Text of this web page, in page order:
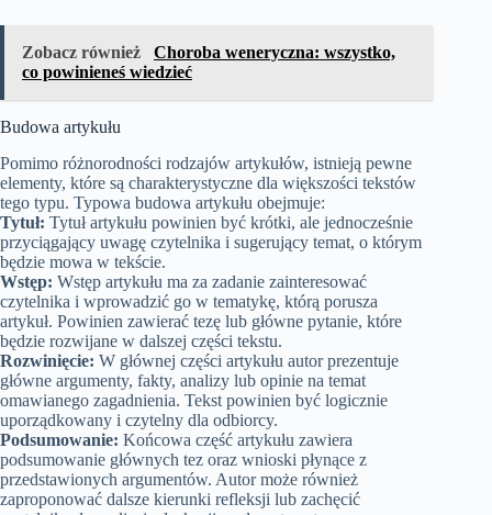
Zobacz również
Choroba weneryczna: wszystko,
co powinieneś wiedzieć
Budowa artykułu
Pomimo różnorodności rodzajów artykułów, istnieją pewne
elementy, które są charakterystyczne dla większości tekstów
tego typu. Typowa budowa artykułu obejmuje:
Tytuł: Tytuł artykułu powinien być krótki, ale jednocześnie
przyciągający uwagę czytelnika i sugerujący temat, o którym
będzie mowa w tekście.
Wstęp: Wstęp artykułu ma za zadanie zainteresować
czytelnika i wprowadzić go w tematykę, którą porusza
artykuł. Powinien zawierać tezę lub główne pytanie, które
będzie rozwijane w dalszej części tekstu.
Rozwinięcie: W głównej części artykułu autor prezentuje
główne argumenty, fakty, analizy lub opinie na temat
omawianego zagadnienia. Tekst powinien być logicznie
uporządkowany i czytelny dla odbiorcy.
Podsumowanie: Końcowa część artykułu zawiera
podsumowanie głównych tez oraz wnioski płynące z
przedstawionych argumentów. Autor może również
zaproponować dalsze kierunki refleksji lub zachęcić